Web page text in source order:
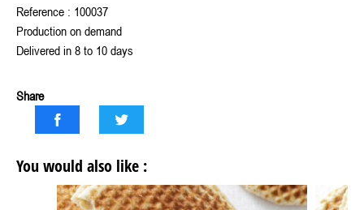
Reference : 100037
Production on demand
Delivered in 8 to 10 days
Share
You would also like :